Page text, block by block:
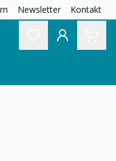
Newsletter Kontakt